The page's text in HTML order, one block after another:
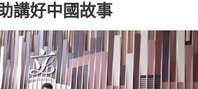
講好中國故事